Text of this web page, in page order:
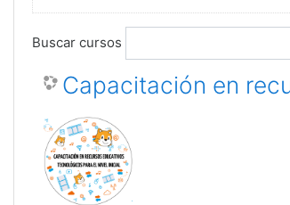
Buscar cursos
Capacitación en